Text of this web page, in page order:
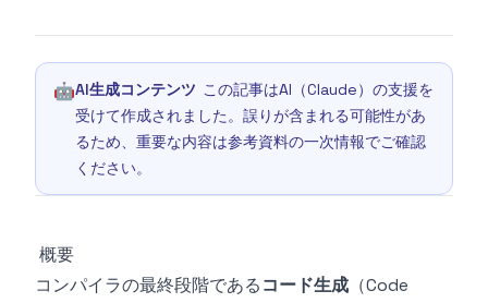
🤖AI生成コンテンツ この記事はAI（Claude）の支援を
受けて作成されました。誤りが含まれる可能性があ
るため、重要な内容は参考資料の一次情報でご確認
ください。
概要
コンパイラの最終段階であるコード生成 （Code